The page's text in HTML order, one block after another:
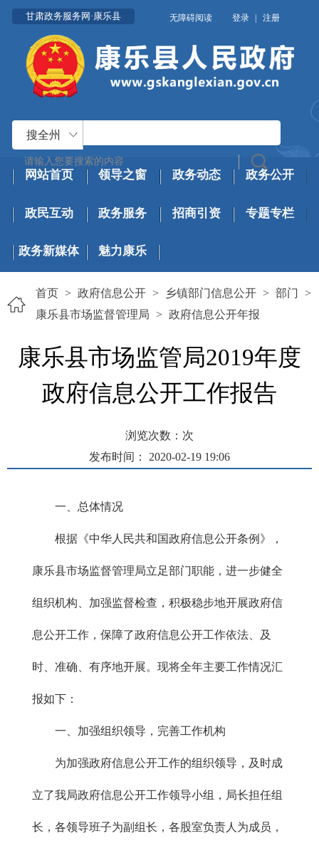
甘肃政务服务网·康乐县 无障碍阅读 登录 | 注册
搜全州
网站首页 领导之窗 政务动态 政务公开
政民互动 政务服务 招商引资 专题专栏
政务新媒体 魅力康乐
首页 > 政府信息公开 > 乡镇部门信息公开 > 部门
>
康乐县市场监督管理局 > 政府信息公开年报
康乐县市场监管局2019年度
政府信息公开工作报告
浏览次数： 次
发布时间： 2020-02-19 19:06
一、总体情况
根据《中华人民共和国政府信息公开条例》，
康乐县市场监督管理局立足部门职能，进一步健全
组织机构、加强监督检查，积极稳步地开展政府信
息公开工作，保障了政府信息公开工作依法、及
时、准确、有序地开展。现将全年主要工作情况汇
报如下：
一、加强组织领导，完善工作机构
为加强政府信息公开工作的组织领导，及时成
立了我局政府信息公开工作领导小组，局长担任组
长，各领导班子为副组长，各股室负责人为成员，